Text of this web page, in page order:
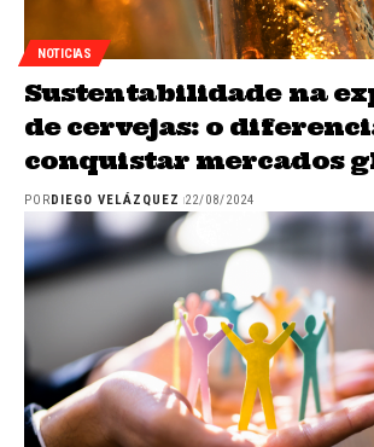
NOTICIAS
Sustentabilidade na
de cervejas: o
conquistar mercados
POR DIEGO VELÁZQUEZ 22/08/2024